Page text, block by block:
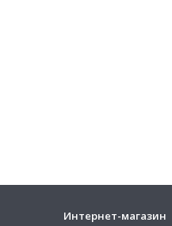
Интернет-магазин